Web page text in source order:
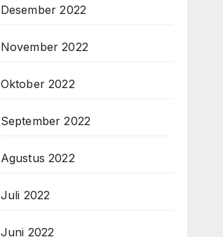
Desember 2022
November 2022
Oktober 2022
September 2022
Agustus 2022
Juli 2022
Juni 2022